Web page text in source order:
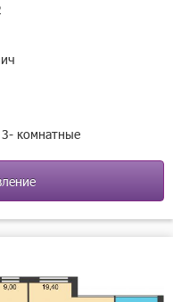
комнатные